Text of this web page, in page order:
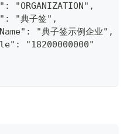
"ORGANIZATION",
"典子签",
"典子签示例企业",
"18200000000"